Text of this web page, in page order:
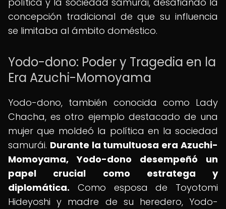
concepción tradicional de que su influencia
se limitaba al ámbito doméstico.
Yodo-dono: Poder y Tragedia en la
Era Azuchi-Momoyama
Yodo-dono, también conocida como Lady
Chacha, es otro ejemplo destacado de una
mujer que moldeó la política en la sociedad
samurái. Durante la tumultuosa era Azuchi-
Momoyama, Yodo-dono desempeñó un
papel crucial como estratega y
diplomática. Como esposa de Toyotomi
Hideyoshi y madre de su heredero, Yodo-